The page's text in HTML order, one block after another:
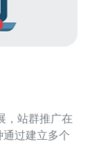
过建立多个